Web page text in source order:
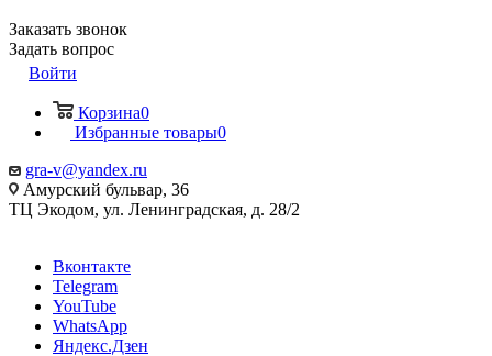
Заказать звонок
Задать вопрос
Войти
Корзина0
Избранные товары0
gra-v@yandex.ru
Амурский бульвар, 36
ТЦ Экодом, ул. Ленинградская, д. 28/2
Вконтакте
Telegram
YouTube
WhatsApp
Яндекс.Дзен